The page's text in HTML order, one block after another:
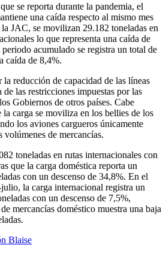
se reporta durante la pandemia, el
una caída respecto al mismo mes
JAC, se movilizan 29.182 toneladas en
lo que representa una caída de
acumulado se registra un total de
caída de 8,4%.
la reducción de capacidad de las líneas
de las restricciones impuestas por las
Gobiernos de otros países. Cabe
la carga se moviliza en los bellies de los
los aviones cargueros únicamente
volúmenes de mercancías.
toneladas en rutas internacionales con
que la carga doméstica reporta un
con un descenso de 34,8%. En el
la carga internacional registra un
con un descenso de 7,5%,
mercancías doméstico muestra una baja
Blaise